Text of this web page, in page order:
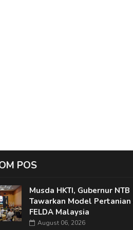
POS
Musda HKTI, Gubernur NTB
Tawarkan Model Pertanian
FELDA Malaysia
August 06, 2026